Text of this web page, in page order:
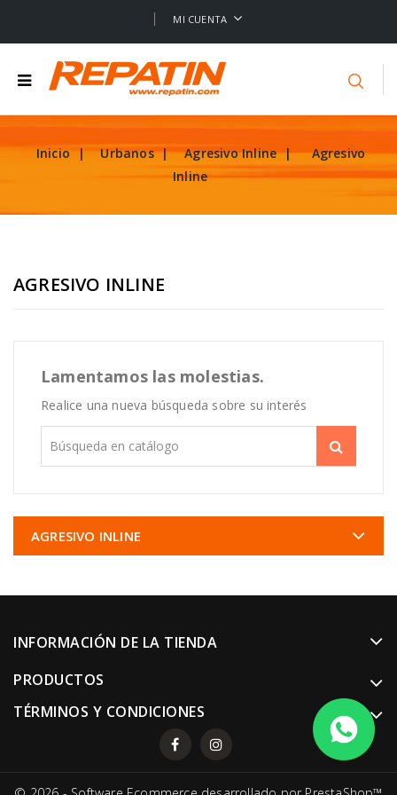
MI CUENTA
Inicio Urbanos Agresivo Inline
Agresivo
Inline
AGRESIVO INLINE
Lamentamos las molestias.
Realice una nueva búsqueda sobre su interés
AGRESIVO INLINE
INFORMACIÓN DE LA TIENDA
PRODUCTOS
TÉRMINOS Y CONDICIONES